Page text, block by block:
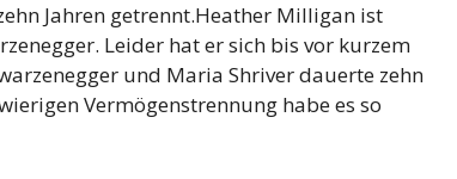
Jahren getrennt.Heather Milligan ist
Leider hat er sich bis vor kurzem
und Maria Shriver dauerte zehn
Vermögenstrennung habe es so